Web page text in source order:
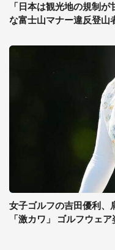
「日本は観光地の規制
な富士山マナー違反登山
女子ゴルフの吉田優利、
「激カワ」 ゴルフウェ